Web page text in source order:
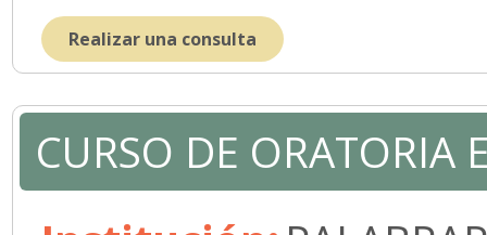
Realizar una consulta
CURSO DE ORATORIA